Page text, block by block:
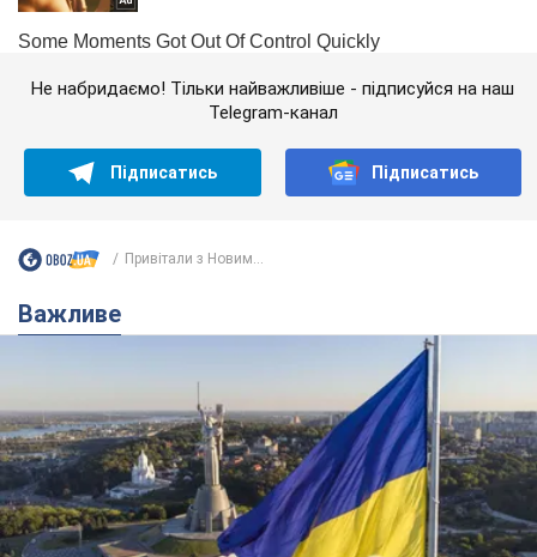
Не набридаємо! Тільки найважливіше - підписуйся на наш
Telegram-канал
Підписатись Підписатись
Привітали з Новим...
Важливе